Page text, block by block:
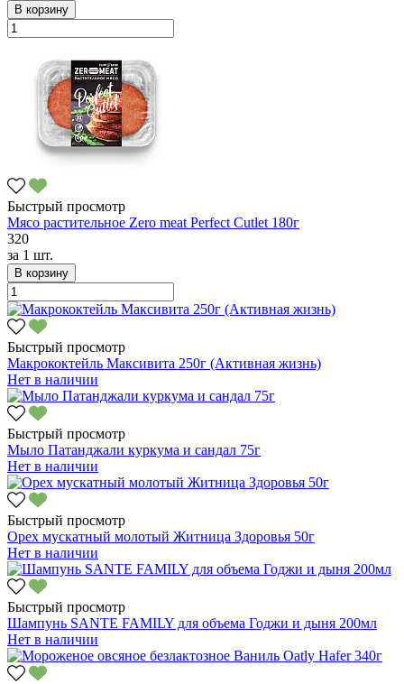
В корзину
Быстрый просмотр
Мясо растительное Zero meat Perfect Cutlet 180г
320
за 1 шт.
В корзину
Быстрый просмотр
Макрококтейль Максивита 250г (Активная жизнь)
Нет в наличии
Быстрый просмотр
Мыло Патанджали куркума и сандал 75г
Нет в наличии
Быстрый просмотр
Орех мускатный молотый Житница Здоровья 50г
Нет в наличии
Быстрый просмотр
Шампунь SANTE FAMILY для объема Годжи и дыня 200мл
Нет в наличии